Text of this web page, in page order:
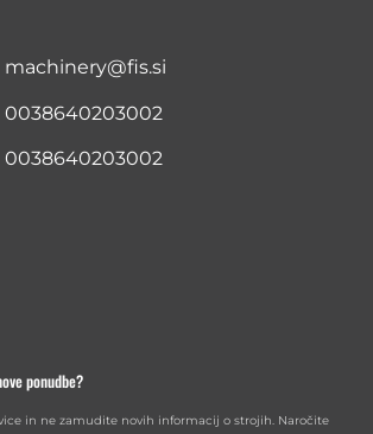
machinery@fis.si
0038640203002
0038640203002
ponudbe?
in ne zamudite novih informacij o strojih. Naročite